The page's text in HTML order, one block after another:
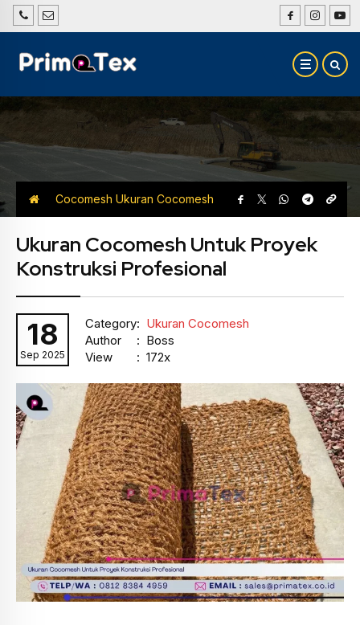
Cocomesh Ukuran Cocomesh
Ukuran Cocomesh Untuk Proyek
Konstruksi Profesional
18
Sep 2025
Category: Ukuran Cocomesh
Author
: Boss
View
: 172x